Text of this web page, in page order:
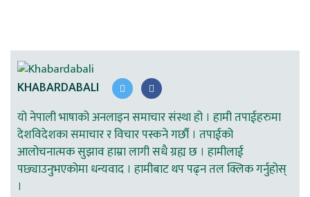
KHABARDABALI
यो नेपाली भाषाको अनलाइन समाचार संस्था हो । हामी तपाईहरुमा
देशविदेशका समाचार र विचार पस्कने गर्छौ । तपाईको
आलोचनात्मक सुझाव हाम्रा लागी सधै ग्रह्य छ । हामीलाई
पछ्याउनुभएकोमा धन्यवाद । हामीबाट थप पढ्न तल क्लिक गर्नुहोस्
।